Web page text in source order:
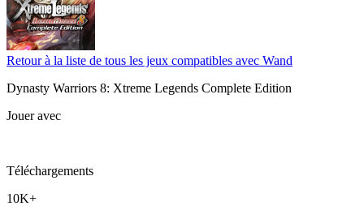
Retour à la liste de tous les jeux compatibles avec Wand
Dynasty Warriors 8: Xtreme Legends Complete Edition
Jouer avec
Téléchargements
10K+